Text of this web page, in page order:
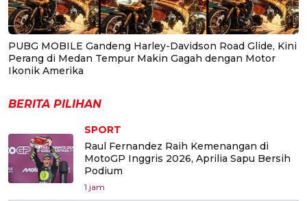
PUBG MOBILE Gandeng Harley-Davidson Road Glide, Kini
Perang di Medan Tempur Makin Gagah dengan Motor
Ikonik Amerika
BERITA PILIHAN
SPORT
Raul Fernandez Raih Kemenangan di
MotoGP Inggris 2026, Aprilia Sapu Bersih
Podium
1 jam